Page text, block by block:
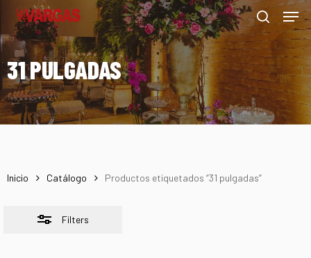
Skip
main
content
search
Menu
31 PULGADAS
Inicio Catálogo Productos etiquetados “31 pulgadas”
Filters
Close
Filters
Menu